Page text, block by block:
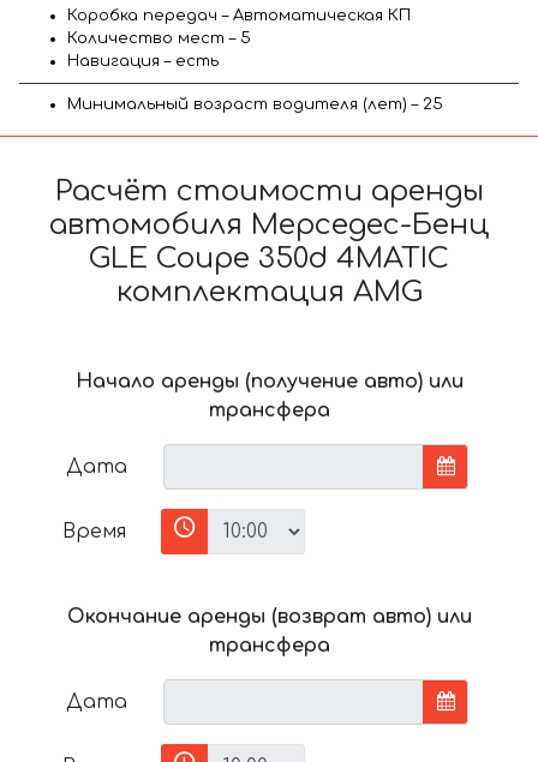
Коробка передач – Автоматическая КП
Количество мест – 5
Навигация – есть
Минимальный возраст водителя (лет) – 25
Расчёт стоимости аренды
автомобиля Мерседес-Бенц
GLE Coupe 350d 4MATIC
комплектация AMG
Начало аренды (получение авто) или
трансфера
Дата
Время
Окончание аренды (возврат авто) или
трансфера
Дата